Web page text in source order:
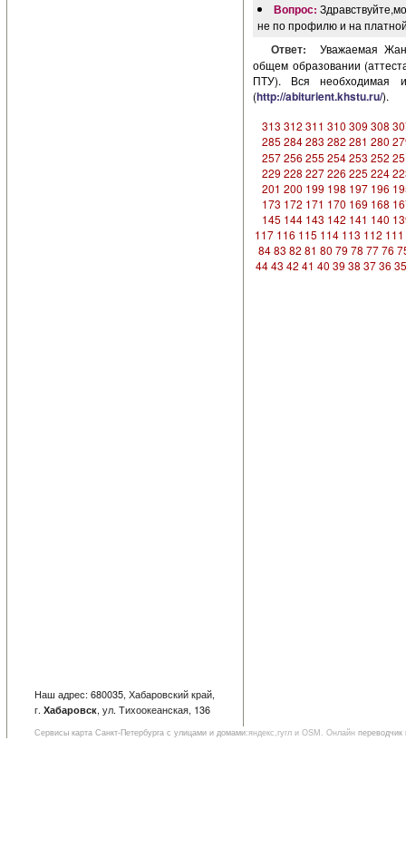
Наш адрес: 680035, Хабаровский край,
г. Хабаровск, ул. Тихоокеанская, 136
Вопрос:
не по профилю и на
Ответ:
Уважаемая
общем образовании
ПТУ). Вся необходимая
(http://abiturient.khstu.ru/).
313 312 311 310 309 308
285 284 283 282 281 280
257 256 255 254 253 252
229 228 227 226 225 224
201 200 199 198 197 196
173 172 171 170 169 168
145 144 143 142 141 140
117 116 115 114 113 112 111
84 83 82 81 80 79 78 77 76
4443 42 41 40 39 38 3736 35
Сервисы карта Санкт-Петербурга с улицами и домами:яндекс,гугл и OSM. Онлайн переводчик